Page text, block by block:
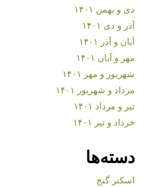
دی و بهمن ۱۴۰۱
آذر و دی ۱۴۰۱
آبان و آذر ۱۴۰۱
مهر و آبان ۱۴۰۱
شهریور و مهر ۱۴۰۱
مرداد و شهریور ۱۴۰۱
تیر و مرداد ۱۴۰۱
خرداد و تیر ۱۴۰۱
دسته‌ها
اسکنر گنج